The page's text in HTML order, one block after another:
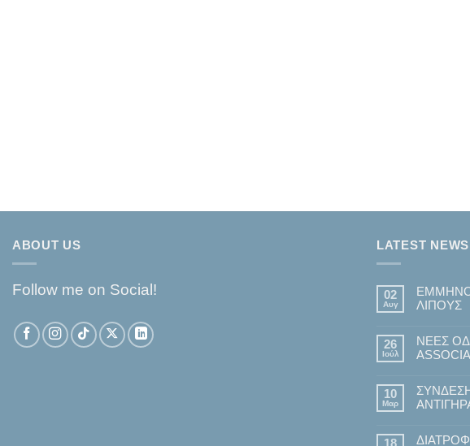
ABOUT US
Follow me on Social!
LATEST NEWS
02
Αυγ
ΛΙΠΟΥΣ
σχόλια
στο
ΑΠΩΛΕΙΑ
ΛΙΠΟΥΣ
26
Ιούλ
ΝΕΕΣ
σχόλια
στο
ΝΕΕΣ
AMERICAN
10
Μαρ
σχόλια